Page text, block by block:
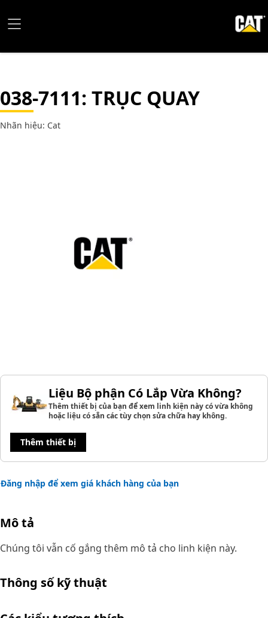
038-7111: TRỤC QUAY
Nhãn hiệu: Cat
Liệu Bộ phận Có Lắp Vừa Không?
Thêm thiết bị của bạn để xem linh kiện này có vừa không
hoặc liệu có sẵn các tùy chọn sửa chữa hay không.
Thêm thiết bị
Đăng nhập để xem giá khách hàng của bạn
Mô tả
Chúng tôi vẫn cố gắng thêm mô tả cho linh kiện này.
Thông số kỹ thuật